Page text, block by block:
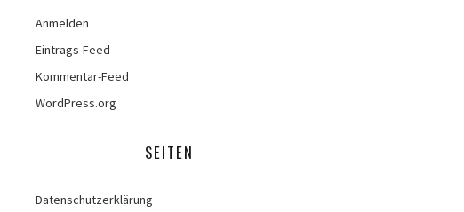
Anmelden
Eintrags-Feed
Kommentar-Feed
WordPress.org
SEITEN
Datenschutzerklärung